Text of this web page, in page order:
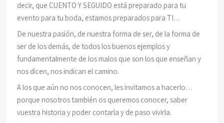
decir, que CUENTO Y SEGUIDO está preparado para tu
evento para tu boda, estamos preparados para TI…
De nuestra pasión, de nuestra forma de ser, de la forma de
ser de los demás, de todos los buenos ejemplos y
fundamentalmente de los malos que son los que enseñan y
nos dicen, nos indican el camino.
A los que aún no nos conocen, les invitamos a hacerlo…
porque nosotros también os queremos conocer, saber
vuestra historia y poder contarla y de paso vivirla.